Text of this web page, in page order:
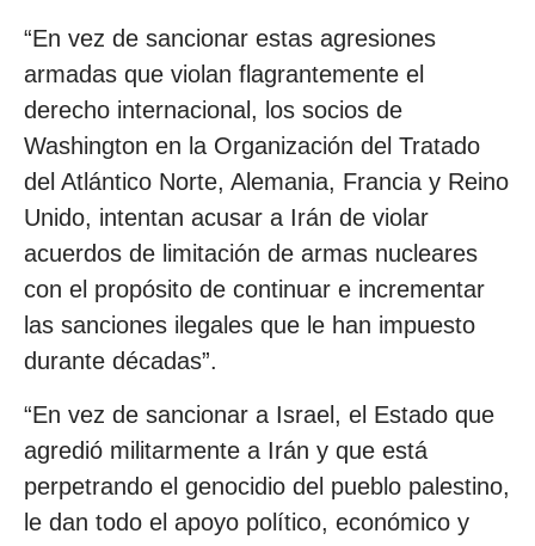
“En vez de sancionar estas agresiones
armadas que violan flagrantemente el
derecho internacional, los socios de
Washington en la Organización del Tratado
del Atlántico Norte, Alemania, Francia y Reino
Unido, intentan acusar a Irán de violar
acuerdos de limitación de armas nucleares
con el propósito de continuar e incrementar
las sanciones ilegales que le han impuesto
durante décadas”.
“En vez de sancionar a Israel, el Estado que
agredió militarmente a Irán y que está
perpetrando el genocidio del pueblo palestino,
le dan todo el apoyo político, económico y